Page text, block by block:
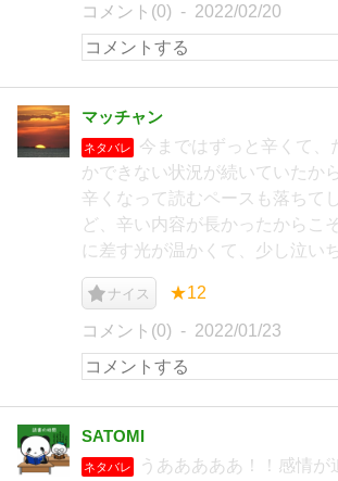
コメント(0) 2022/02/20
マッチャン
ネタバレ
今まではずっと辛くて、
かできない状況が続いていたか
辛くなって読むペースも落ちて
ど、辛い内容が長かったからこ
に差す光が温かくて、少し泣い
ナイス ★12
コメント(0) 2022/01/23
SATOMI
ネタバレ
うあああああ！！感情が